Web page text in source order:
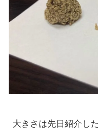
大きさは先日紹介し